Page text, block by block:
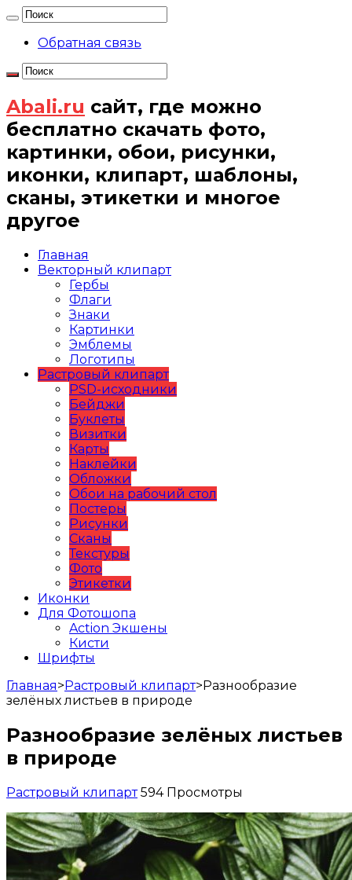
Обратная связь
Abali.ru сайт, где можно
бесплатно скачать фото,
картинки, обои, рисунки,
иконки, клипарт, шаблоны,
сканы, этикетки и многое
другое
Главная
Векторный клипарт
Гербы
Флаги
Знаки
Картинки
Эмблемы
Логотипы
Растровый клипарт
PSD-исходники
Бейджи
Буклеты
Визитки
Карты
Наклейки
Обложки
Обои на рабочий стол
Постеры
Рисунки
Сканы
Текстуры
Фото
Этикетки
Иконки
Для Фотошопа
Action Экшены
Кисти
Шрифты
Главная>Растровый клипарт>Разнообразие
зелёных листьев в природе
Разнообразие зелёных листьев
в природе
Растровый клипарт 594 Просмотры